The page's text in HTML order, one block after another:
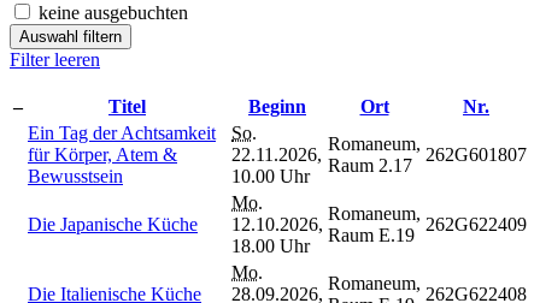
keine ausgebuchten
Auswahl filtern
Filter leeren
– Titel Beginn Ort
Nr.
Ein Tag der Achtsamkeit
für Körper, Atem &
Bewusstsein
So.
22.11.2026,
10.00 Uhr
Romaneum,
Raum 2.17
262G601807
Die Japanische Küche
Mo.
12.10.2026,
18.00 Uhr
Romaneum,
Raum E.19
262G622409
Die Italienische Küche
Mo.
28.09.2026,
Romaneum,
262G622408